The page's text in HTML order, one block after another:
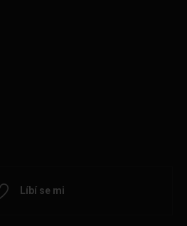
Líbí se mi